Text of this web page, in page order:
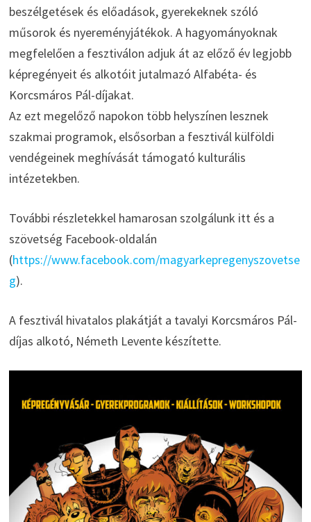
beszélgetések és előadások, gyerekeknek szóló
műsorok és nyereményjátékok. A hagyományoknak
megfelelően a fesztiválon adjuk át az előző év legjobb
képregényeit és alkotóit jutalmazó Alfabéta- és
Korcsmáros Pál-díjakat.
Az ezt megelőző napokon több helyszínen lesznek
szakmai programok, elsősorban a fesztivál külföldi
vendégeinek meghívását támogató kulturális
intézetekben.
További részletekkel hamarosan szolgálunk itt és a
szövetség Facebook-oldalán
(https://www.facebook.com/magyarkepregenyszovetse
g).
A fesztivál hivatalos plakátját a tavalyi Korcsmáros Pál-
díjas alkotó, Németh Levente készítette.